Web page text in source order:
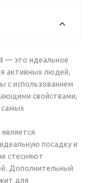
— это идеальное
активных людей,
с использованием
свойствами,
самых
посадку и
стесняют
Дополнительный
для